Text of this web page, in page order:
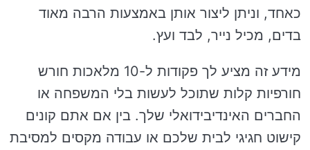
כאחד, וניתן ליצור אותן באמצעות הרבה מאוד
בדים, מכיל נייר, לבד ועץ.
מידע זה מציע לך פקודות ל-10 מלאכות חורש
חורפיות קלות שתוכל לעשות בלי המשפחה או
החברים האינדיבידואלי שלך. בין אם אתם קונים
קישוט חגיגי לבית שלכם או עבודה מקסים למסיבת